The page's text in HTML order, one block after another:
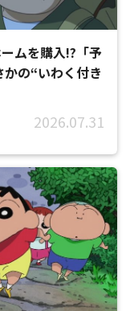
ムを購入!?「予
の“いわく付き
2026.07.31